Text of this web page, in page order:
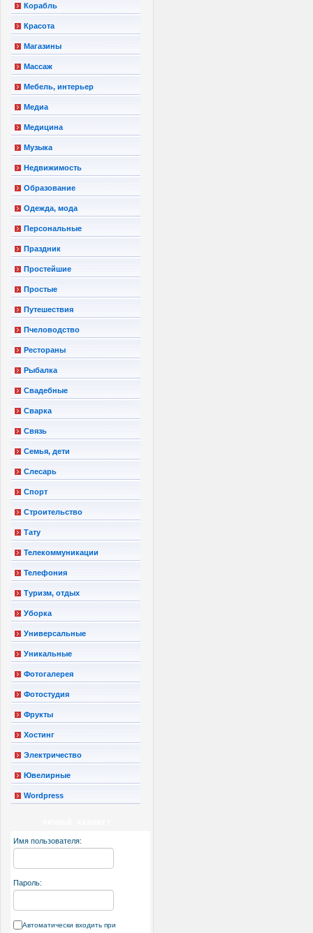
Корабль
Красота
Магазины
Массаж
Мебель, интерьер
Медиа
Медицина
Музыка
Недвижимость
Образование
Одежда, мода
Персональные
Праздник
Простейшие
Простые
Путешествия
Пчеловодство
Рестораны
Рыбалка
Свадебные
Сварка
Связь
Семья, дети
Слесарь
Спорт
Строительство
Тату
Телекоммуникации
Телефония
Туризм, отдых
Уборка
Универсальные
Уникальные
Фотогалерея
Фотостудия
Фрукты
Хостинг
Электричество
Ювелирные
Wordpress
Имя пользователя:
Пароль:
Автоматически входить при